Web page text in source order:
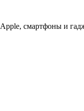
Apple, cмартфоны и